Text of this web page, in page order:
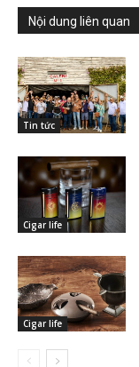
Nội dung liên quan
Tin tức
Cigar life
Cigar life